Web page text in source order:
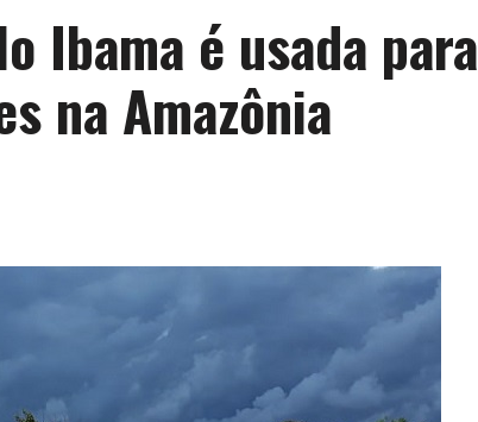
Ibama é usada para
na Amazônia